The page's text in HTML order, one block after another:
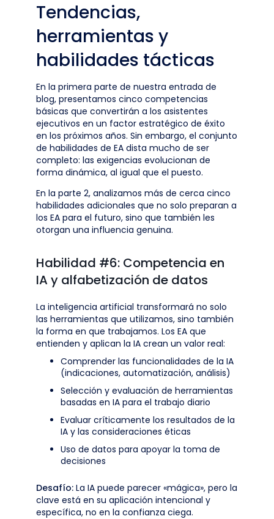
Tendencias,
herramientas y
habilidades tácticas
En la primera parte de nuestra entrada de
blog, presentamos cinco competencias
básicas que convertirán a los asistentes
ejecutivos en un factor estratégico de éxito
en los próximos años. Sin embargo, el conjunto
de habilidades de EA dista mucho de ser
completo: las exigencias evolucionan de
forma dinámica, al igual que el puesto.
En la parte 2, analizamos más de cerca cinco
habilidades adicionales que no solo preparan a
los EA para el futuro, sino que también les
otorgan una influencia genuina.
Habilidad #6: Competencia en
IA y alfabetización de datos
La inteligencia artificial transformará no solo
las herramientas que utilizamos, sino también
la forma en que trabajamos. Los EA que
entienden y aplican la IA crean un valor real:
Comprender las funcionalidades de la IA
(indicaciones, automatización, análisis)
Selección y evaluación de herramientas
basadas en IA para el trabajo diario
Evaluar críticamente los resultados de la
IA y las consideraciones éticas
Uso de datos para apoyar la toma de
decisiones
Desafío: La IA puede parecer «mágica», pero la
clave está en su aplicación intencional y
específica, no en la confianza ciega.